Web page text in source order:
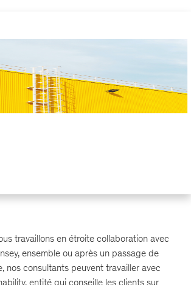
travaillons en étroite collaboration avec
ensemble ou après un passage de
nos consultants peuvent travailler avec
entité qui conseille les clients sur